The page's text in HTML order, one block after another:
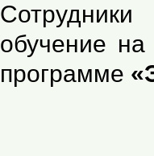
обучение
программе